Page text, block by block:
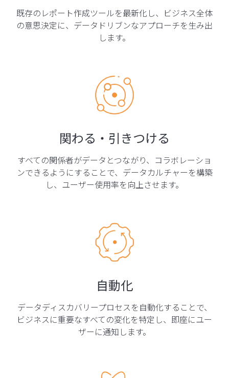
既存のレポート作成ツールを最新化し、ビジネス全体
の意思決定に、データドリブンなアプローチを生み出
します。
関わる・引きつける
すべての関係者がデータとつながり、コラボレーショ
ンできるようにすることで、データカルチャーを構築
し、ユーザー使用率を向上させます。
自動化
データディスカバリープロセスを自動化することで、
ビジネスに重要なすべての変化を特定し、即座にユー
ザーに通知します。